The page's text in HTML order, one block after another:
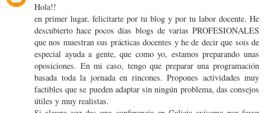
Hola!!
en primer lugar, felicitarte por tu blog y por tu labor docente. He
descubierto hace pocos días blogs de varias PROFESIONALES
que nos muestran sus prácticas docentes y he de decir que sois de
especial ayuda a gente, que como yo, estamos preparando unas
oposiciones. En mi caso, tengo que preparar una programación
basada toda la jornada en rincones. Propones actividades muy
factibles que se pueden adaptar sin ningún problema, das consejos
útiles y muy realistas.